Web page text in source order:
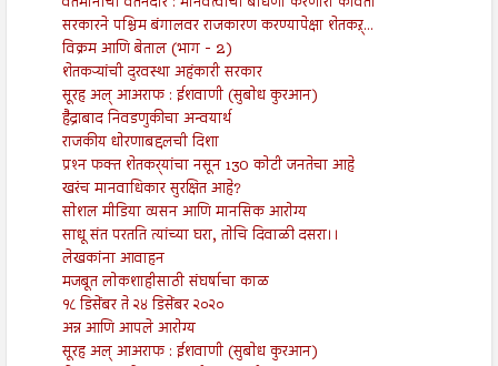
सरकारने पश्चिम बंगालवर राजकारण करण्यापेक्षा शेतकऱ्...
विक्रम आणि बेताल (भाग - 2)
शेतकऱ्यांची दुरवस्था अहंकारी सरकार
सूरह अल् आअराफ : ईशवाणी (सुबोध कुरआन)
हैद्राबाद निवडणुकीचा अन्वयार्थ
राजकीय धोरणाबद्दलची दिशा
प्रश्‍न फक्त शेतकर्‍यांचा नसून 130 कोटी जनतेचा आहे
खरंच मानवाधिकार सुरक्षित आहे?
सोशल मीडिया व्यसन आणि मानसिक आरोग्य
साधू संत परतति त्यांच्या घरा, तोचि दिवाळी दसरा।।
लेखकांना आवाहन
मजबूत लोकशाहीसाठी संघर्षाचा काळ
१८ डिसेंबर ते २४ डिसेंबर २०२०
अन्न आणि आपले आरोग्य
सूरह अल् आअराफ : ईशवाणी (सुबोध कुरआन)